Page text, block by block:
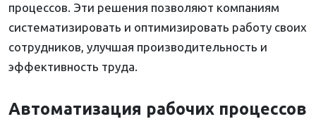
процессов. Эти решения позволяют компаниям
систематизировать и оптимизировать работу своих
сотрудников, улучшая производительность и
эффективность труда.
Автоматизация рабочих процессов